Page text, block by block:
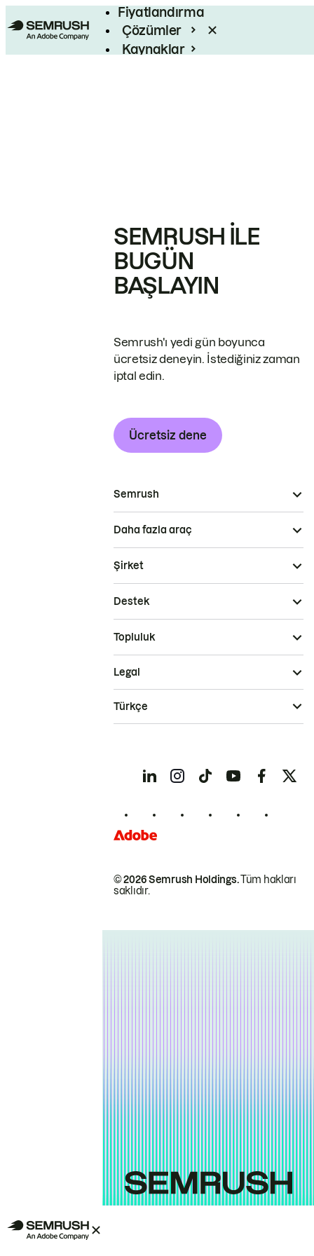
Fiyatlandırma
Çözümler
Kaynaklar
SEMRUSH ILE
BUGÜN
BAŞLAYIN
Semrush'ı yedi gün boyunca
ücretsiz deneyin. İstediğiniz zaman
iptal edin.
Ücretsiz dene
Semrush
Daha fazla araç
Şirket
Destek
Topluluk
© 2026 Semrush Holdings.Tüm hakları
saklıdır.
Legal
Türkçe